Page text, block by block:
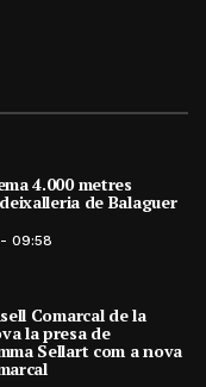
4.000 metres
de Balaguer
09:58
Comarcal de la
la presa de
Sellart com a nova